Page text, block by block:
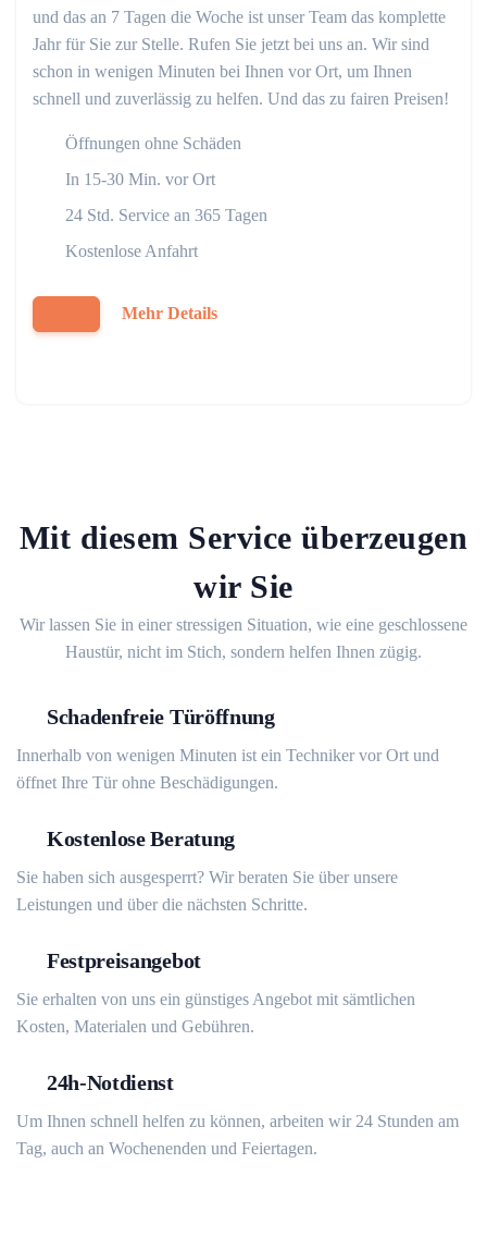
und das an 7 Tagen die Woche ist unser Team das komplette
Jahr für Sie zur Stelle. Rufen Sie jetzt bei uns an. Wir sind
schon in wenigen Minuten bei Ihnen vor Ort, um Ihnen
schnell und zuverlässig zu helfen. Und das zu fairen Preisen!
Öffnungen ohne Schäden
In 15-30 Min. vor Ort
24 Std. Service an 365 Tagen
Kostenlose Anfahrt
Mehr Details
Mit diesem Service überzeugen
wir Sie
Wir lassen Sie in einer stressigen Situation, wie eine geschlossene
Haustür, nicht im Stich, sondern helfen Ihnen zügig.
Schadenfreie Türöffnung
Innerhalb von wenigen Minuten ist ein Techniker vor Ort und
öffnet Ihre Tür ohne Beschädigungen.
Kostenlose Beratung
Sie haben sich ausgesperrt? Wir beraten Sie über unsere
Leistungen und über die nächsten Schritte.
Festpreisangebot
Sie erhalten von uns ein günstiges Angebot mit sämtlichen
Kosten, Materialen und Gebühren.
24h-Notdienst
Um Ihnen schnell helfen zu können, arbeiten wir 24 Stunden am
Tag, auch an Wochenenden und Feiertagen.